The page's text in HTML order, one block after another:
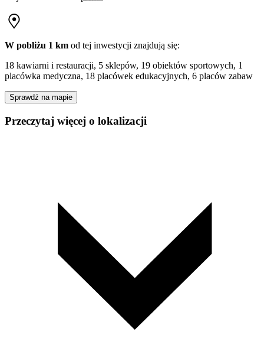
W pobliżu 1 km od tej inwestycji znajdują się:
18 kawiarni i restauracji, 5 sklepów, 19 obiektów sportowych, 1
placówka medyczna, 18 placówek edukacyjnych, 6 placów zabaw
Sprawdź na mapie
Przeczytaj więcej o lokalizacji